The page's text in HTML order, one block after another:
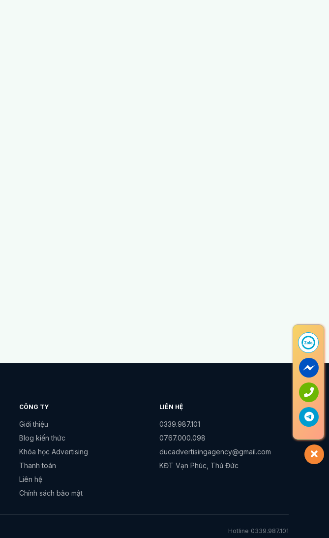
CÔNG TY
Giới thiệu
Blog kiến thức
Khóa học Advertising
Thanh toán
Liên hệ
Chính sách bảo mật
LIÊN HỆ
0339.987.101
0767.000.098
ducadvertisingagency@gmail.com
KĐT Vạn Phúc, Thủ Đức
Hotline 0339.987.101